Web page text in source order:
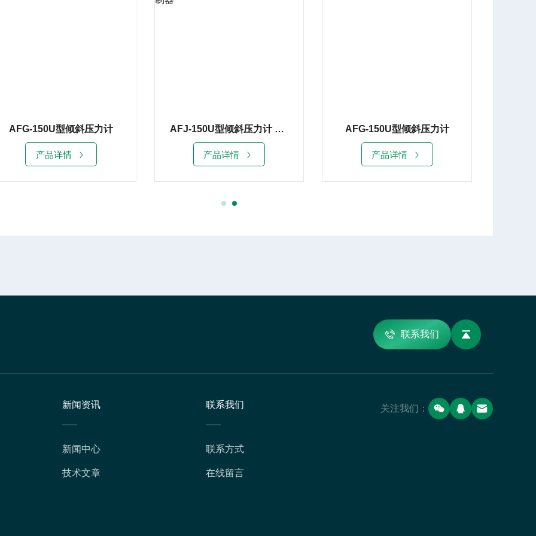
AFG-150U型倾斜压力计
产品详情
AFJ-150U型倾斜压力计 压差控制器
产品详情
AFG-150U型倾斜压力计
产品详情
联系我们
新闻资讯
新闻中心
技术文章
联系我们
联系方式
在线留言
关注我们：